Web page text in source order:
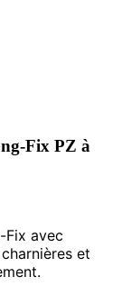
Fix PZ à
Fix avec
et